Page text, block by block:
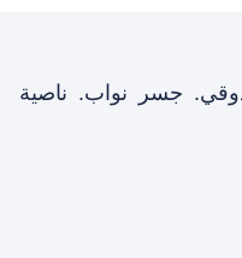
جسر نواب. ناصية